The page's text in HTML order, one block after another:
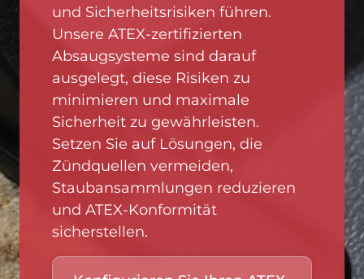
und Sicherheitsrisiken führen.
Unsere ATEX-zertifizierten
Absaugsysteme sind darauf
ausgelegt, diese Risiken zu
minimieren und maximale
Sicherheit zu gewährleisten.
Setzen Sie auf Lösungen, die
Zündquellen vermeiden,
Staubansammlungen reduzieren
und ATEX-Konformität
sicherstellen.